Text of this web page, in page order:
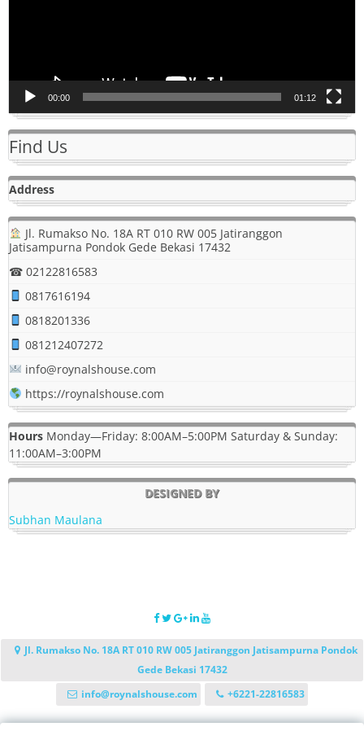
00:00 01:12
Find Us
Address
Jl. Rumakso No. 18A RT 010 RW 005 Jatiranggon
Jatisampurna Pondok Gede Bekasi 17432
☎ 02122816583
0817616194
0818201336
081212407272
info@roynalshouse.com
https://roynalshouse.com
Hours Monday—Friday: 8:00AM–5:00PM Saturday & Sunday:
11:00AM–3:00PM
DESIGNED BY
Subhan Maulana
Jl. Rumakso No. 18A RT 010 RW 005 Jatiranggon Jatisampurna Pondok
Gede Bekasi 17432
info@roynalshouse.com
+6221-22816583